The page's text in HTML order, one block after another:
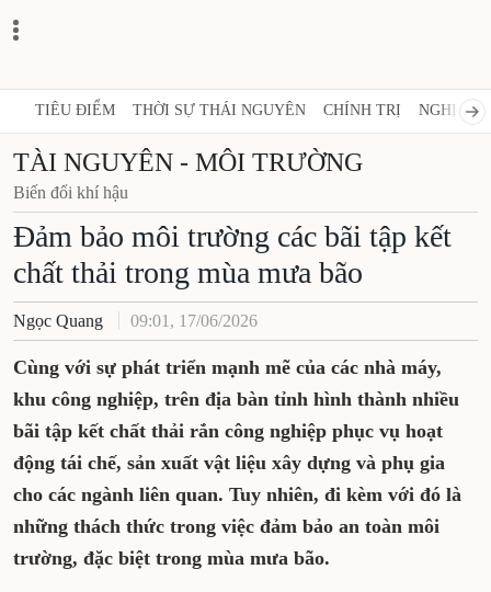
TIÊU ĐIỂM THỜI SỰ THÁI NGUYÊN CHÍNH TRỊ NGHỊ
TÀI NGUYÊN - MÔI TRƯỜNG
Biến đổi khí hậu
Đảm bảo môi trường các bãi tập kết
chất thải trong mùa mưa bão
Ngọc Quang 09:01, 17/06/2026
Cùng với sự phát triển mạnh mẽ của các nhà máy,
khu công nghiệp, trên địa bàn tỉnh hình thành nhiều
bãi tập kết chất thải rắn công nghiệp phục vụ hoạt
động tái chế, sản xuất vật liệu xây dựng và phụ gia
cho các ngành liên quan. Tuy nhiên, đi kèm với đó là
những thách thức trong việc đảm bảo an toàn môi
trường, đặc biệt trong mùa mưa bão.